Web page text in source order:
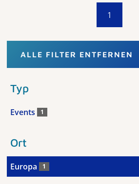
1
ALLE FILTER ENTFERNEN
Typ
Events 1
Ort
Europa 1